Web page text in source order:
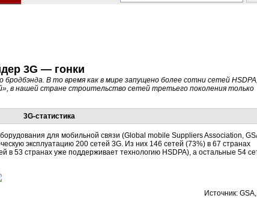
3G — гонки
бродбэнда. В то время как в мире запущено более сотни сетей HSDPA,
в нашей стране строительство сетей третьего поколения только
3G-статистика
для мобильной связи (Global mobile Suppliers Association,
эксплуатацию 200 сетей 3G. Из них 146 сетей (73%) в 67 странах
в 53 странах уже поддерживает технологию HSDPA), а остальные 54
Источник: